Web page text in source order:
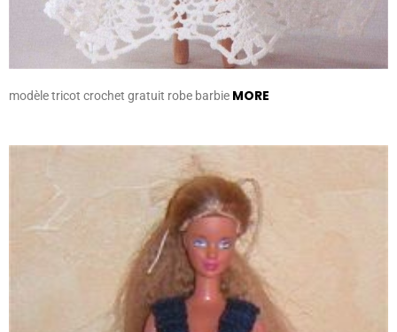
modèle tricot crochet gratuit robe barbie MORE